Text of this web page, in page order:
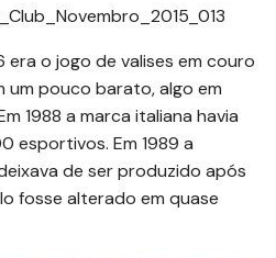
era o jogo de valises em couro
um pouco barato, algo em
1988 a marca italiana havia
esportivos. Em 1989 a
de ser produzido após
fosse alterado em quase